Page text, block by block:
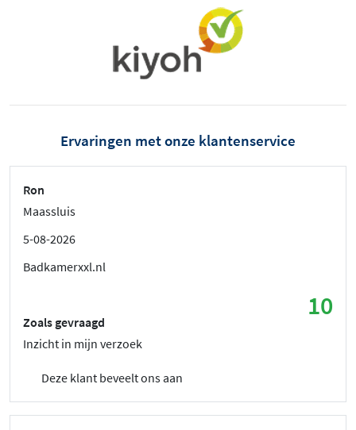
Ervaringen met onze klantenservice
Ron
Maassluis
5-08-2026
Badkamerxxl.nl
10
Zoals gevraagd
Inzicht in mijn verzoek
Deze klant beveelt ons aan